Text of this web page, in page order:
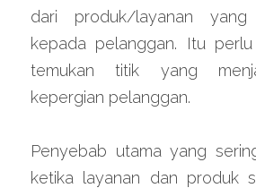
dari produk/layanan
kepada pelanggan. Itu
temukan titik yang
kepergian pelanggan.
Penyebab utama yang
ketika layanan dan produk